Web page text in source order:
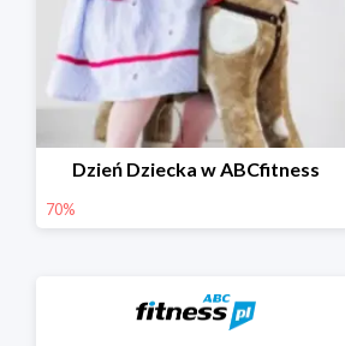
Dzień Dziecka w ABCfitness
70%